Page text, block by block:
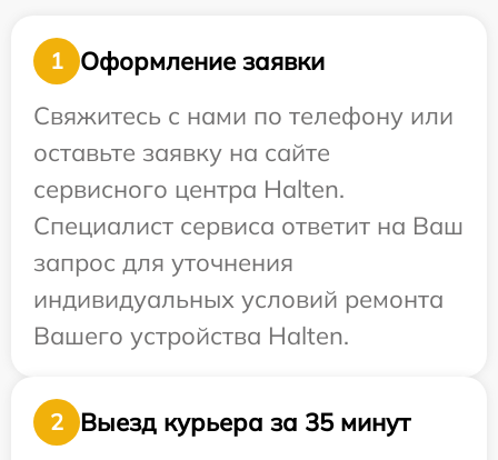
1
Оформление заявки
Свяжитесь с нами по телефону или
оставьте заявку на сайте
сервисного центра Halten.
Специалист сервиса ответит на Ваш
запрос для уточнения
индивидуальных условий ремонта
Вашего устройства Halten.
2
Выезд курьера за 35 минут